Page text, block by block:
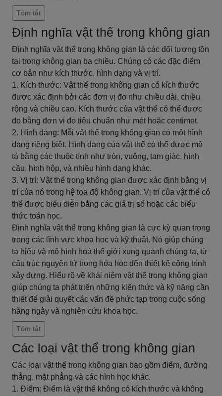
Tóm tắt
Định nghĩa vật thể trong không gian
Định nghĩa vật thể trong không gian là các đối tượng tồn
tại trong không gian ba chiều. Chúng có các đặc điểm
cơ bản như kích thước, hình dạng và vị trí.
1. Kích thước: Vật thể trong không gian có kích thước
được xác định bởi các đơn vị đo như chiều dài, chiều
rộng và chiều cao. Kích thước của vật thể có thể được
đo bằng đơn vị đo tiêu chuẩn như mét hoặc centimet.
2. Hình dạng: Mỗi vật thể trong không gian có một hình
dạng riêng biệt. Hình dạng của vật thể có thể được mô
tả bằng các thuộc tính như tròn, vuông, tam giác, hình
cầu, hình hộp, và nhiều hình dạng khác.
3. Vị trí: Vật thể trong không gian được xác định bằng vị
trí của nó trong hệ tọa độ không gian. Vị trí của vật thể có
thể được biểu diễn bằng các giá trị số hoặc các biểu
thức toán học.
Định nghĩa vật thể trong không gian là cực kỳ quan trọng
trong các lĩnh vực khoa học và kỹ thuật. Nó giúp chúng
ta hiểu và mô hình hoá thế giới xung quanh chúng ta, từ
cấu trúc nguyên tử trong hóa học đến thiết kế công trình
xây dựng. Hiểu rõ về khái niệm vật thể trong không gian
giúp chúng ta phát triển những kiến thức và kỹ năng cần
thiết để giải quyết các vấn đề phức tạp trong cuộc sống
hàng ngày và nghiên cứu khoa học.
Tóm tắt
Các loại vật thể trong không gian
Các loại vật thể trong không gian bao gồm điểm, đường
thẳng, mặt phẳng và các hình học khác.
1. Điểm: Điểm là vật thể không có kích thước và không